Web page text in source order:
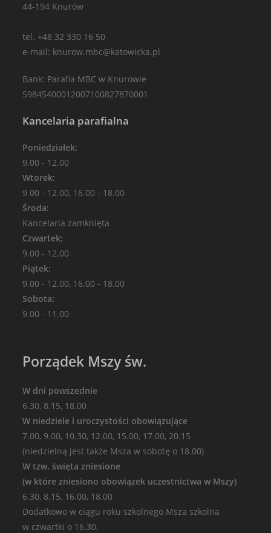
44-194 Knurów
tel. +48 32 330 16 50
e-mail: knurow.mbc@katowicka.pl
Bank: Parafia MBC w Knurowie
59845400012007100827870001
Kancelaria parafialna
Poniedziałek:
9.00 - 12.00
Wtorek:
9.00 - 12.00, 16.00 - 18.00
Środa:
Kancelaria zamknięta
Czwartek:
9.00 - 12.00
Piątek:
9.00 - 12.00, 16.00 - 18.00
Sobota:
9.00 - 11.00
Porządek Mszy św.
W dni powszednie
6.30, 8.15, 18.00
W niedziele i uroczystości obowiązujące
7.00, 9.00, 10.30, 12.00, 15.00, 17.00, 20.15
(niedzielną jest także Msza w sobotę o 18.00)
W tzw. święta zniesione
(w które zniesiono obowiązek uczestnictwa w Mszy)
6.30, 8.15, 16.00, 18.00
Dodatkowo w ciągu roku szkolnego Msza szkolna
w czwartki o 16.30,